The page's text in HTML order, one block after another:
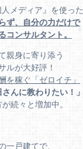
メディア』を使った
ず、自分の力だけで
コンサルタント。
親身に寄り添う
ルが大好評！
を稼ぐ「ゼロイチ」
さんに教わりたい！」
続々と増加中。
一戸建てで、